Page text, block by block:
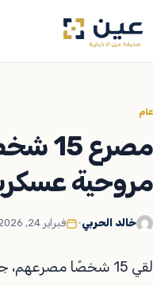
إلى
عام
مصرع
مروحية
خالد الحربي• فبراير 24, 2026
لقي 15 شخصًا